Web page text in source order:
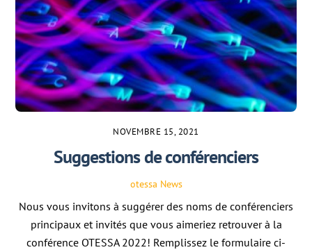
NOVEMBRE 15, 2021
Suggestions de conférenciers
otessa News
Nous vous invitons à suggérer des noms de conférenciers
principaux et invités que vous aimeriez retrouver à la
conférence OTESSA 2022! Remplissez le formulaire ci-